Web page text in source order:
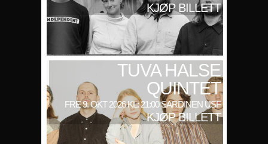
KJØP BILLETT
TUVA HALSE
QUINTET
FRE 9. OKT 2026 KL: 21:00 SARDINEN USF
KJØP BILLETT